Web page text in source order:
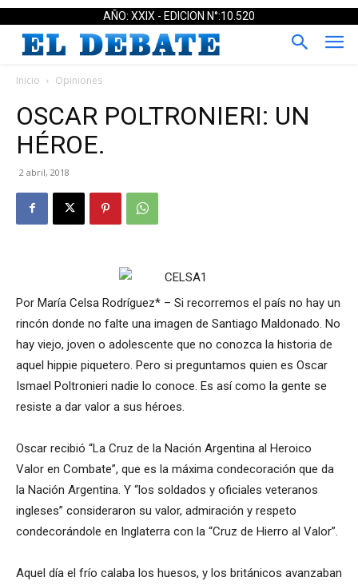
AÑO: XXIX - EDICION N°:10.520
Inicio Opiniones
OSCAR POLTRONIERI: UN
HÉROE.
2 abril, 2018
Por María Celsa Rodríguez* – Si recorremos el país no hay un
rincón donde no falte una imagen de Santiago Maldonado. No
hay viejo, joven o adolescente que no conozca la historia de
aquel hippie piquetero. Pero si preguntamos quien es Oscar
Ismael Poltronieri nadie lo conoce. Es así como la gente se
resiste a dar valor a sus héroes.
Oscar recibió “La Cruz de la Nación Argentina al Heroico
Valor en Combate”, que es la máxima condecoración que da
la Nación Argentina. Y “los soldados y oficiales veteranos
ingleses” consideraron su valor, admiración y respeto
condecorándole en Inglaterra con la “Cruz de Hierro al Valor”.
Aquel día el frío calaba los huesos, y los británicos avanzaban